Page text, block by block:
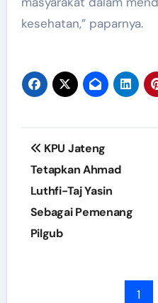
kesehatan,” paparnya.
Post
navigation
KPU Jateng
Tetapkan Ahmad
Luthfi-Taj Yasin
Sebagai Pemenang
Pilgub
1